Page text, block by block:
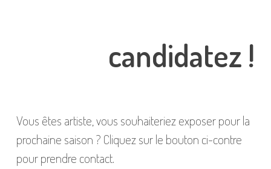
candidatez !
Vous êtes artiste, vous souhaiteriez exposer pour la
prochaine saison ? Cliquez sur le bouton ci-contre
pour prendre contact.